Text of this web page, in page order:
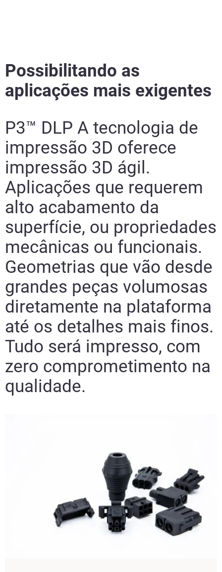
Possibilitando as
aplicações mais exigentes
P3™ DLP A tecnologia de
impressão 3D oferece
impressão 3D ágil.
Aplicações que requerem
alto acabamento da
superfície, ou propriedades
mecânicas ou funcionais.
Geometrias que vão desde
grandes peças volumosas
diretamente na plataforma
até os detalhes mais finos.
Tudo será impresso, com
zero comprometimento na
qualidade.